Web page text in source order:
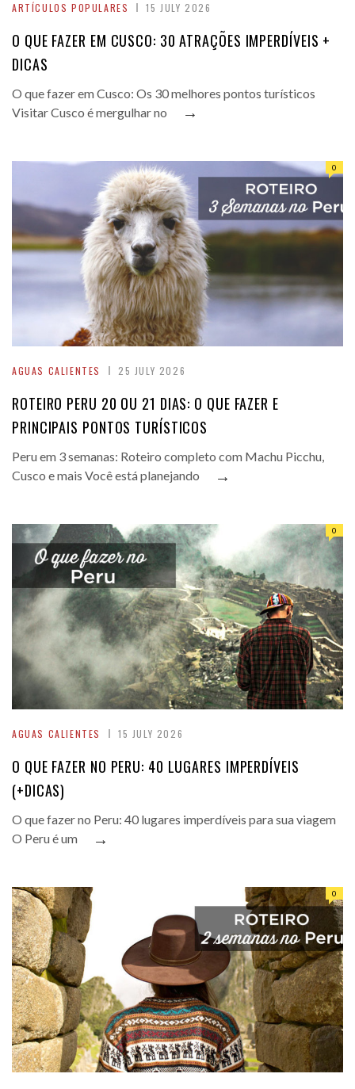
ARTÍCULOS POPULARES 15 JULY 2026
O QUE FAZER EM CUSCO: 30 ATRAÇÕES IMPERDÍVEIS +
DICAS
O que fazer em Cusco: Os 30 melhores pontos turísticos
Visitar Cusco é mergulhar no
→
AGUAS CALIENTES 25 JULY 2026
0
ROTEIRO PERU 20 OU 21 DIAS: O QUE FAZER E
PRINCIPAIS PONTOS TURÍSTICOS
Peru em 3 semanas: Roteiro completo com Machu Picchu,
Cusco e mais Você está planejando
→
AGUAS CALIENTES 15 JULY 2026
0
O QUE FAZER NO PERU: 40 LUGARES IMPERDÍVEIS
(+DICAS)
O que fazer no Peru: 40 lugares imperdíveis para sua viagem
O Peru é um
→
0